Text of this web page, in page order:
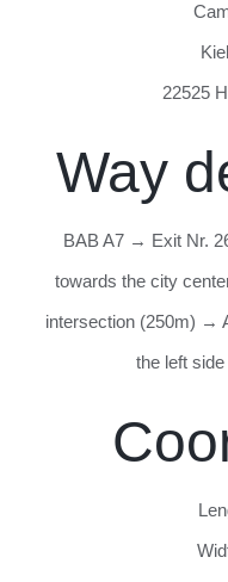
22525
Way
BAB A7 → Exit Nr.
towards the city
intersection (250m) →
the left